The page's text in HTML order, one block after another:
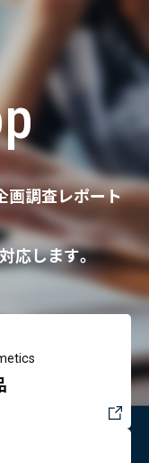
画調査レポート
応します。